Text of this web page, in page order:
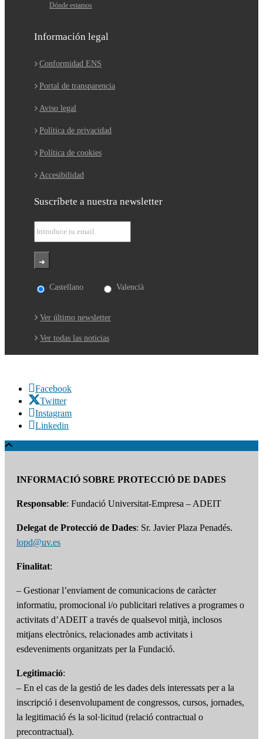
Dónde estamos
Información legal
Conformidad ENS
Portal de transparencia
Aviso legal
Política de privacidad
Política de cookies
Accesibilidad
Suscríbete a nuestra newsletter
Castellano Valencià
Ver último newsletter
Ver todas las noticias
Facebook
Twitter
Instagram
Linkedin
INFORMACIÓ SOBRE PROTECCIÓ DE DADES
Responsable: Fundació Universitat-Empresa – ADEIT
Delegat de Protecció de Dades: Sr. Javier Plaza Penadés.
lopd@uv.es
Finalitat:
– Gestionar l’enviament de comunicacions de caràcter
informatiu, promocional i/o publicitari relatives a programes o
activitats d’ADEIT a través de qualsevol mitjà, inclosos
mitjans electrònics, relacionades amb activitats i
esdeveniments organitzats per la Fundació.
Legitimació:
– En el cas de la gestió de les dades dels interessats per a la
inscripció i desenvolupament de congressos, cursos, jornades,
la legitimació és la sol·licitud (relació contractual o
precontractual).